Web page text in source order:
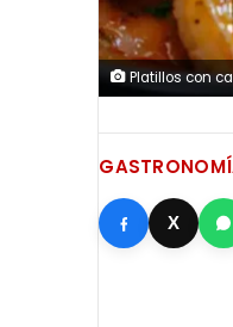
Platillos con
X